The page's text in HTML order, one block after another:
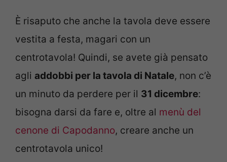
È risaputo che anche la tavola deve essere
vestita a festa, magari con un
centrotavola! Quindi, se avete già pensato
agli addobbi per la tavola di Natale, non c’è
un minuto da perdere per il 31 dicembre:
bisogna darsi da fare e, oltre al menù del
cenone di Capodanno, creare anche un
centrotavola unico!